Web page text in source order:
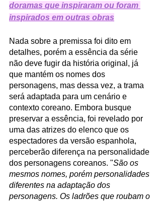
doramas que inspiraram ou foram
inspirados em outras obras
Nada sobre a premissa foi dito em
detalhes, porém a essência da série
não deve fugir da história original, já
que mantém os nomes dos
personagens, mas dessa vez, a trama
será adaptada para um cenário e
contexto coreano. Embora busque
preservar a essência, foi revelado por
uma das atrizes do elenco que os
espectadores da versão espanhola,
perceberão diferença na personalidade
dos personagens coreanos. "São os
mesmos nomes, porém personalidades
diferentes na adaptação dos
personagens. Os ladrões que roubam o